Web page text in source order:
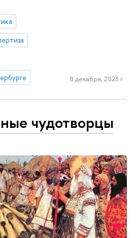
8 декабря, 2023 г.
чудотворцы